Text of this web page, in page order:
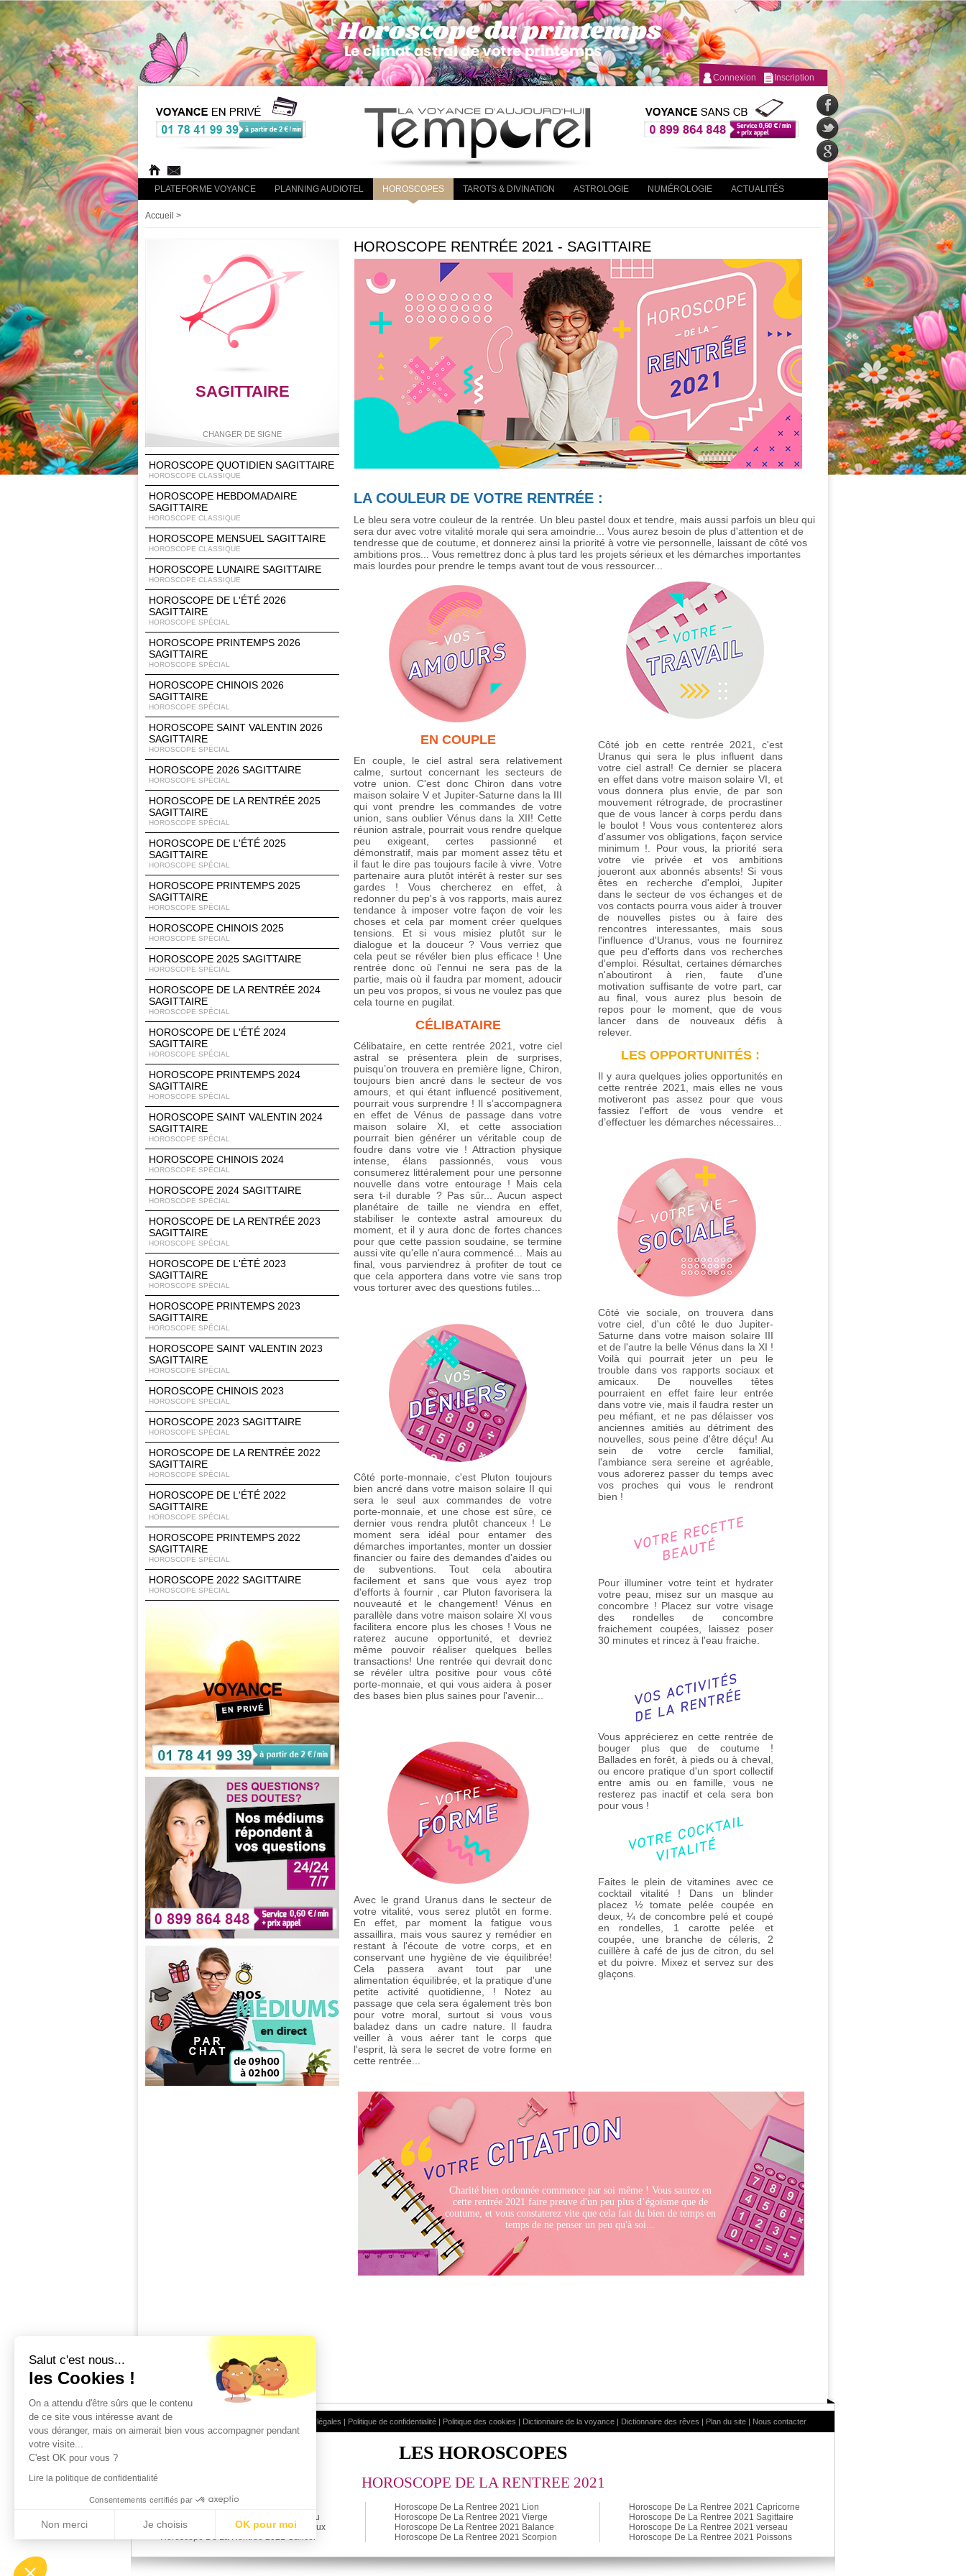
Connexion Inscription
PLATEFORME VOYANCE PLANNING AUDIOTEL HOROSCOPES TAROTS & DIVINATION ASTROLOGIE NUMÉROLOGIE ACTUALITÉS
Accueil >
SAGITTAIRE
CHANGER DE SIGNE
Bélier Taureau Gémeaux Cancer
Lion Vierge Balance Scorpion
Sagittaire Capricorne Verseau Poissons
HOROSCOPE QUOTIDIEN SAGITTAIRE
HOROSCOPE CLASSIQUE
HOROSCOPE HEBDOMADAIRE
SAGITTAIRE
HOROSCOPE CLASSIQUE
HOROSCOPE MENSUEL SAGITTAIRE
HOROSCOPE CLASSIQUE
HOROSCOPE LUNAIRE SAGITTAIRE
HOROSCOPE CLASSIQUE
HOROSCOPE DE L'ÉTÉ 2026
SAGITTAIRE
HOROSCOPE SPÉCIAL
HOROSCOPE PRINTEMPS 2026
SAGITTAIRE
HOROSCOPE SPÉCIAL
HOROSCOPE CHINOIS 2026
SAGITTAIRE
HOROSCOPE SPÉCIAL
HOROSCOPE SAINT VALENTIN 2026
SAGITTAIRE
HOROSCOPE SPÉCIAL
HOROSCOPE 2026 SAGITTAIRE
HOROSCOPE SPÉCIAL
HOROSCOPE DE LA RENTRÉE 2025
SAGITTAIRE
HOROSCOPE SPÉCIAL
HOROSCOPE DE L'ÉTÉ 2025
SAGITTAIRE
HOROSCOPE SPÉCIAL
HOROSCOPE PRINTEMPS 2025
SAGITTAIRE
HOROSCOPE SPÉCIAL
HOROSCOPE CHINOIS 2025
HOROSCOPE SPÉCIAL
HOROSCOPE 2025 SAGITTAIRE
HOROSCOPE SPÉCIAL
HOROSCOPE DE LA RENTRÉE 2024
SAGITTAIRE
HOROSCOPE SPÉCIAL
HOROSCOPE DE L'ÉTÉ 2024
SAGITTAIRE
HOROSCOPE SPÉCIAL
HOROSCOPE PRINTEMPS 2024
SAGITTAIRE
HOROSCOPE SPÉCIAL
HOROSCOPE SAINT VALENTIN 2024
SAGITTAIRE
HOROSCOPE SPÉCIAL
HOROSCOPE CHINOIS 2024
HOROSCOPE SPÉCIAL
HOROSCOPE 2024 SAGITTAIRE
HOROSCOPE SPÉCIAL
HOROSCOPE DE LA RENTRÉE 2023
SAGITTAIRE
HOROSCOPE SPÉCIAL
HOROSCOPE DE L'ÉTÉ 2023
SAGITTAIRE
HOROSCOPE SPÉCIAL
HOROSCOPE PRINTEMPS 2023
SAGITTAIRE
HOROSCOPE SPÉCIAL
HOROSCOPE SAINT VALENTIN 2023
SAGITTAIRE
HOROSCOPE SPÉCIAL
HOROSCOPE CHINOIS 2023
HOROSCOPE SPÉCIAL
HOROSCOPE 2023 SAGITTAIRE
HOROSCOPE SPÉCIAL
HOROSCOPE DE LA RENTRÉE 2022
SAGITTAIRE
HOROSCOPE SPÉCIAL
HOROSCOPE DE L'ÉTÉ 2022
SAGITTAIRE
HOROSCOPE SPÉCIAL
HOROSCOPE PRINTEMPS 2022
SAGITTAIRE
HOROSCOPE SPÉCIAL
HOROSCOPE 2022 SAGITTAIRE
HOROSCOPE SPÉCIAL
HOROSCOPE RENTRÉE 2021 - SAGITTAIRE
LA COULEUR DE VOTRE RENTRÉE :
Le bleu sera votre couleur de la rentrée. Un bleu pastel doux et tendre, mais aussi parfois un bleu qui
sera dur avec votre vitalité morale qui sera amoindrie... Vous aurez besoin de plus d'attention et de
tendresse que de coutume, et donnerez ainsi la priorité à votre vie personnelle, laissant de côté vos
ambitions pros... Vous remettrez donc à plus tard les projets sérieux et les démarches importantes
mais lourdes pour prendre le temps avant tout de vous ressourcer...
EN COUPLE
En couple, le ciel astral sera relativement
calme, surtout concernant les secteurs de
votre union. C'est donc Chiron dans votre
maison solaire V et Jupiter-Saturne dans la III
qui vont prendre les commandes de votre
union, sans oublier Vénus dans la XII! Cette
réunion astrale, pourrait vous rendre quelque
peu exigeant, certes passionné et
démonstratif, mais par moment assez têtu et
il faut le dire pas toujours facile à vivre. Votre
partenaire aura plutôt intérêt à rester sur ses
gardes ! Vous chercherez en effet, à
redonner du pep's à vos rapports, mais aurez
tendance à imposer votre façon de voir les
choses et cela par moment créer quelques
tensions. Et si vous misiez plutôt sur le
dialogue et la douceur ? Vous verriez que
cela peut se révéler bien plus efficace ! Une
rentrée donc où l'ennui ne sera pas de la
partie, mais où il faudra par moment, adoucir
un peu vos propos, si vous ne voulez pas que
cela tourne en pugilat.
CÉLIBATAIRE
Célibataire, en cette rentrée 2021, votre ciel
astral se présentera plein de surprises,
puisqu’on trouvera en première ligne, Chiron,
toujours bien ancré dans le secteur de vos
amours, et qui étant influencé positivement,
pourrait vous surprendre ! Il s’accompagnera
en effet de Vénus de passage dans votre
maison solaire XI, et cette association
pourrait bien générer un véritable coup de
foudre dans votre vie ! Attraction physique
intense, élans passionnés, vous vous
consumerez littéralement pour une personne
nouvelle dans votre entourage ! Mais cela
sera t-il durable ? Pas sûr... Aucun aspect
planétaire de taille ne viendra en effet,
stabiliser le contexte astral amoureux du
moment, et il y aura donc de fortes chances
pour que cette passion soudaine, se termine
aussi vite qu'elle n'aura commencé... Mais au
final, vous parviendrez à profiter de tout ce
que cela apportera dans votre vie sans trop
vous torturer avec des questions futiles...
Côté porte-monnaie, c'est Pluton toujours
bien ancré dans votre maison solaire II qui
sera le seul aux commandes de votre
porte-monnaie, et une chose est sûre, ce
dernier vous rendra plutôt chanceux ! Le
moment sera idéal pour entamer des
démarches importantes, monter un dossier
financier ou faire des demandes d'aides ou
de subventions. Tout cela aboutira
facilement et sans que vous ayez trop
d'efforts à fournir , car Pluton favorisera la
nouveauté et le changement! Vénus en
parallèle dans votre maison solaire XI vous
facilitera encore plus les choses ! Vous ne
raterez aucune opportunité, et devriez
même pouvoir réaliser quelques belles
transactions! Une rentrée qui devrait donc
se révéler ultra positive pour vous côté
porte-monnaie, et qui vous aidera à poser
des bases bien plus saines pour l'avenir...
Avec le grand Uranus dans le secteur de
votre vitalité, vous serez plutôt en forme.
En effet, par moment la fatigue vous
assaillira, mais vous saurez y remédier en
restant à l'écoute de votre corps, et en
conservant une hygiène de vie équilibrée!
Cela passera avant tout par une
alimentation équilibrée, et la pratique d'une
petite activité quotidienne, ! Notez au
passage que cela sera également très bon
pour votre moral, surtout si vous vous
baladez dans un cadre nature. Il faudra
veiller à vous aérer tant le corps que
l'esprit, là sera le secret de votre forme en
cette rentrée...
Côté job en cette rentrée 2021, c'est
Uranus qui sera le plus influent dans
votre ciel astral! Ce dernier se placera
en effet dans votre maison solaire VI, et
vous donnera plus envie, de par son
mouvement rétrograde, de procrastiner
que de vous lancer à corps perdu dans
le boulot ! Vous vous contenterez alors
d'assumer vos obligations, façon service
minimum !. Pour vous, la priorité sera
votre vie privée et vos ambitions
joueront aux abonnés absents! Si vous
êtes en recherche d'emploi, Jupiter
dans le secteur de vos échanges et de
vos contacts pourra vous aider à trouver
de nouvelles pistes ou à faire des
rencontres interessantes, mais sous
l'influence d'Uranus, vous ne fournirez
que peu d'efforts dans vos recherches
d'emploi. Résultat, certaines démarches
n'aboutiront à rien, faute d'une
motivation suffisante de votre part, car
au final, vous aurez plus besoin de
repos pour le moment, que de vous
lancer dans de nouveaux défis à
relever.
LES OPPORTUNITÉS :
Il y aura quelques jolies opportunités en
cette rentrée 2021, mais elles ne vous
motiveront pas assez pour que vous
fassiez l'effort de vous vendre et
d’effectuer les démarches nécessaires...
Côté vie sociale, on trouvera dans
votre ciel, d'un côté le duo Jupiter-
Saturne dans votre maison solaire III
et de l'autre la belle Vénus dans la XI !
Voilà qui pourrait jeter un peu le
trouble dans vos rapports sociaux et
amicaux. De nouvelles têtes
pourraient en effet faire leur entrée
dans votre vie, mais il faudra rester un
peu méfiant, et ne pas délaisser vos
anciennes amitiés au détriment des
nouvelles, sous peine d'être déçu! Au
sein de votre cercle familial,
l'ambiance sera sereine et agréable,
vous adorerez passer du temps avec
vos proches qui vous le rendront
bien !
Pour illuminer votre teint et hydrater
votre peau, misez sur un masque au
concombre ! Placez sur votre visage
des rondelles de concombre
fraichement coupées, laissez poser
30 minutes et rincez à l'eau fraiche.
Vous apprécierez en cette rentrée de
bouger plus que de coutume !
Ballades en forêt, à pieds ou à cheval,
ou encore pratique d'un sport collectif
entre amis ou en famille, vous ne
resterez pas inactif et cela sera bon
pour vous !
Faites le plein de vitamines avec ce
cocktail vitalité ! Dans un blinder
placez ½ tomate pelée coupée en
deux, ¼ de concombre pelé et coupé
en rondelles, 1 carotte pelée et
coupée, une branche de céleris, 2
cuillère à café de jus de citron, du sel
et du poivre. Mixez et servez sur des
glaçons.
Charité bien ordonnée commence par soi même ! Vous saurez en
cette rentrée 2021 faire preuve d'un peu plus d’égoïsme que de
coutume, et vous constaterez vite que cela fait du bien de temps en
temps de ne penser un peu qu'à soi...
Conditions d'utilisation Infos légales | Politique de confidentialité| Politique des cookies | Dictionnaire de la voyance| Dictionnaire des rêves | Plan du site| Nous contacter
LES HOROSCOPES
HOROSCOPE DE LA RENTREE 2021
Horoscope De La Rentree 2021 Belier
Horoscope De La Rentree 2021 Taureau
Horoscope De La Rentree 2021 Gémeaux
Horoscope De La Rentree 2021 Cancer
Horoscope De La Rentree 2021 Lion
Horoscope De La Rentree 2021 Vierge
Horoscope De La Rentree 2021 Balance
Horoscope De La Rentree 2021 Scorpion
Horoscope De La Rentree 2021 Capricorne
Horoscope De La Rentree 2021 Sagittaire
Horoscope De La Rentree 2021 verseau
Horoscope De La Rentree 2021 Poissons
Salut c'est nous...
les Cookies !
On a attendu d'être sûrs que le contenu
de ce site vous intéresse avant de
vous déranger, mais on aimerait bien vous accompagner pendant
votre visite...
C'est OK pour vous ?
Lire la politique de confidentialité
Consentements certifiés par
Non merci Je choisis OK pour moi
Notre plateforme vous permet d'adapter et de gérer vos paramètres de confidentialité, en garantissant la conformité avec les réglementations. Personnalisez vos préférences pour contrôler la manière dont vos informations sont manipulées.